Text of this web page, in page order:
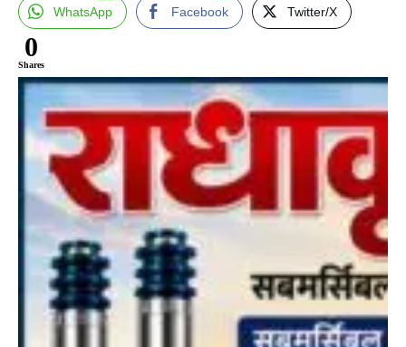
WhatsApp Facebook Twitter/X
0
Shares